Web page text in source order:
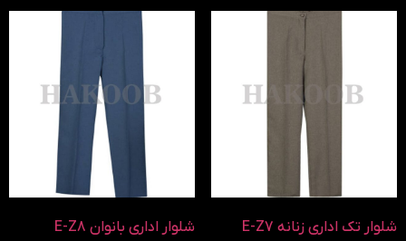
شلوار تک اداری زنانه E-Z7 شلوار اداری بانوان E-Z8